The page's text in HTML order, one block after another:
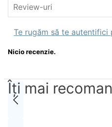
Greutate(gr)
Nr. Buc. Pachet 1
Arată mai mult
Review-uri
Te rugăm să te autentifici
Nicio recenzie.
Îți mai